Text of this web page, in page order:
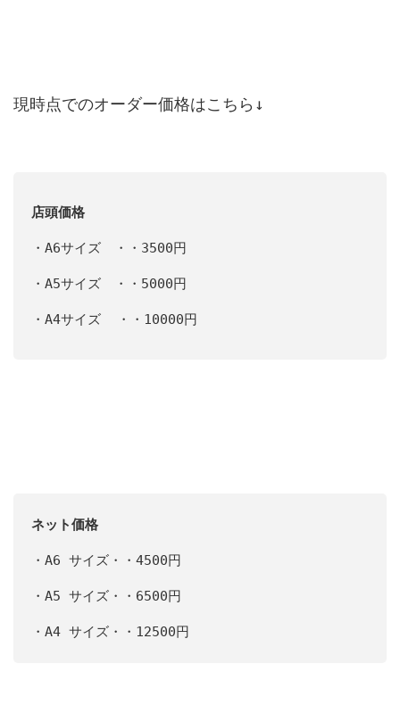
現時点でのオーダー価格はこちら↓
店頭価格
・A6サイズ ・・3500円
・A5サイズ ・・5000円
・A4サイズ ・・10000円
ネット価格
・A6 サイズ・・4500円
・A5 サイズ・・6500円
・A4 サイズ・・12500円